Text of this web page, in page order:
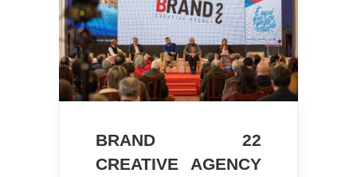
BRAND 22
CREATIVE AGENCY